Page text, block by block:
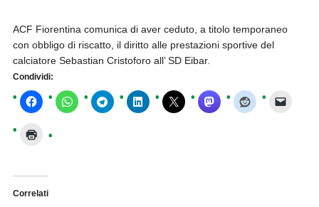
ACF Fiorentina comunica di aver ceduto, a titolo temporaneo
con obbligo di riscatto, il diritto alle prestazioni sportive del
calciatore Sebastian Cristoforo all’ SD Eibar.
Condividi:
Correlati